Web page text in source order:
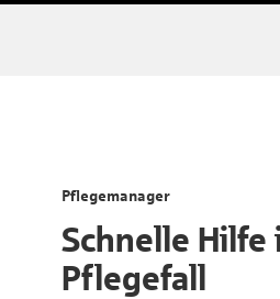
Pflegemanager
Schnelle Hilfe
Pflegefall